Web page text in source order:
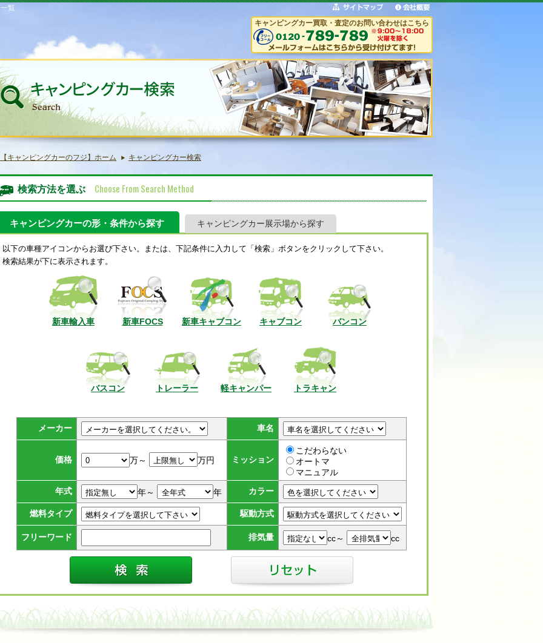
覧
キャンピングカー買取・査定のお問い合わせはこちら
【キャンピングカーのフジ】ホーム キャンピングカー検索
検索方法を選ぶ Choose From Search Method
キャンピングカーの形・条件から探す キャンピングカー展示場から探す
以下の車種アイコンからお選び下さい。または、下記条件に入力して「検索」ボタンをクリックして下さい。
検索結果が下に表示されます。
新車輸入車 新車FOCS 新車キャブコン キャブコン バンコン
バスコン トレーラー 軽キャンパー トラキャン
メーカー 車名
価格 万～ 万円 ミッション
こだわらない
オートマ
マニュアル
年式 年～ 年 カラー
燃料タイプ 駆動方式
フリーワード 排気量 cc～ cc